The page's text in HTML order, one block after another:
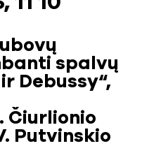
spalvų
Debussy“,
Čiurlionio
Putvinskio